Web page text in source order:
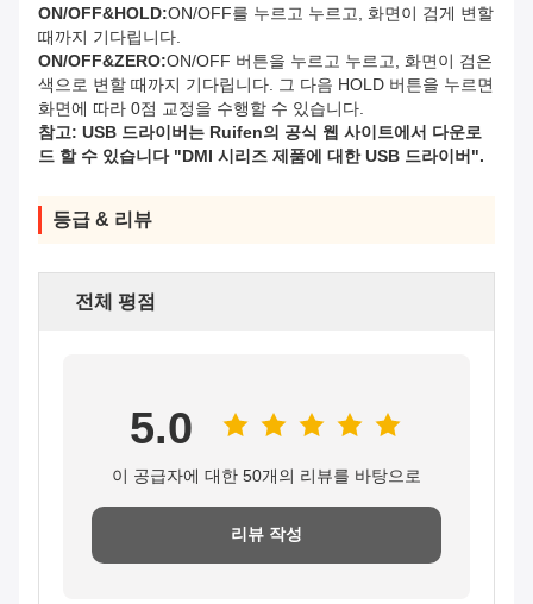
ON/OFF&HOLD:ON/OFF를 누르고 누르고, 화면이 검게 변할
때까지 기다립니다.
ON/OFF&ZERO:ON/OFF 버튼을 누르고 누르고, 화면이 검은
색으로 변할 때까지 기다립니다. 그 다음 HOLD 버튼을 누르면
화면에 따라 0점 교정을 수행할 수 있습니다.
참고: USB 드라이버는 Ruifen의 공식 웹 사이트에서 다운로
드 할 수 있습니다 "DMI 시리즈 제품에 대한 USB 드라이버".
등급 & 리뷰
전체 평점
5.0
이 공급자에 대한 50개의 리뷰를 바탕으로
리뷰 작성